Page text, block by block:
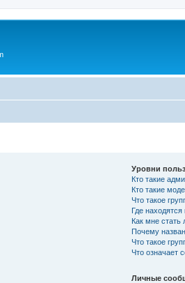
Уровни
Кто такие
Кто такие
Что такое
Где
Как мне стать
Почему
Что такое
Что означает
Личные